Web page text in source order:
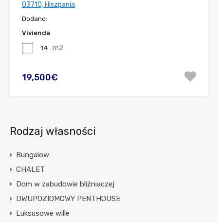
03710, Hiszpania
Dodano:
Vivienda
14 m2
19,500€
Rodzaj własności
Bungalow
CHALET
Dom w zabudowie bliźniaczej
DWUPOZIOMOWY PENTHOUSE
Luksusowe wille